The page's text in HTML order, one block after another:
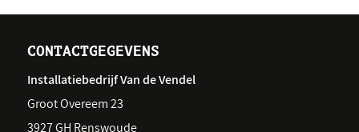
CONTACTGEGEVENS
Installatiebedrijf Van de Vendel
Groot Overeem 23
3927 GH Renswoude